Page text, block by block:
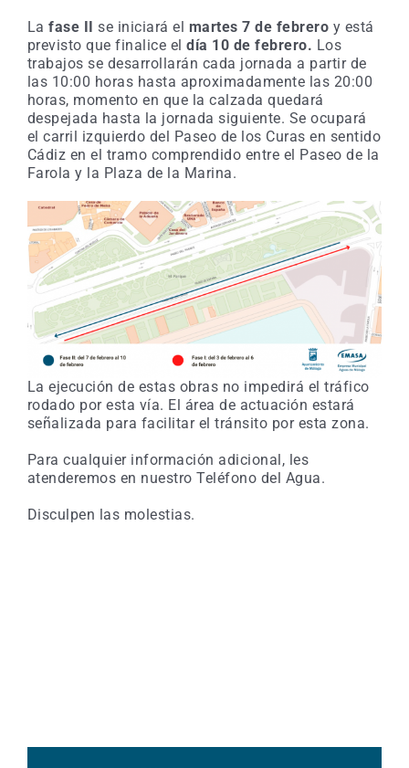
La fase II se iniciará el martes 7 de febrero y está
previsto que finalice eldía 10 de febrero. Los
trabajos se desarrollarán cada jornada a partir de
las 10:00 horas hasta aproximadamente las 20:00
horas, momento en que la calzada quedará
despejada hasta la jornada siguiente. Se ocupará
el carril izquierdo del Paseo de los Curas en sentido
Cádiz en el tramo comprendido entre el Paseo de la
Farola y la Plaza de la Marina.
La ejecución de estas obras no impedirá el tráfico
rodado por esta vía. El área de actuación estará
señalizada para facilitar el tránsito por esta zona.
Para cualquier información adicional, les
atenderemos en nuestro Teléfono del Agua.
Disculpen las molestias.